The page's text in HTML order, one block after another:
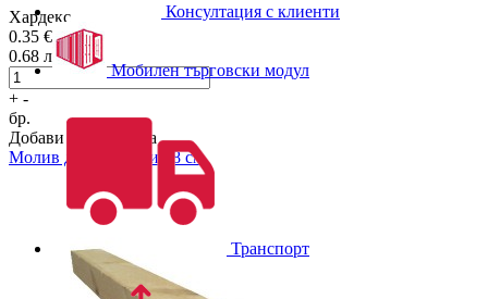
Хардекс
0.35 €/бр.
0.68 лв./бр.
+ -
бр.
Добави в количката
Молив дърводелски 18 см
Консултация с клиенти
Мобилен търговски модул
Транспорт